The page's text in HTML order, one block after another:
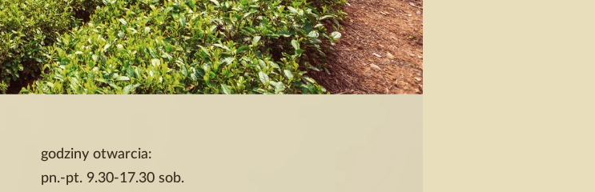
godziny otwarcia:
pn.-pt. 9.30-17.30 sob.